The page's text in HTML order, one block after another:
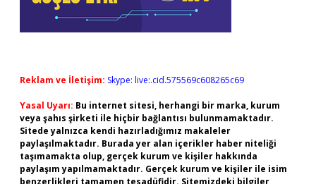
Reklam ve İletişim: Skype: live:.cid.575569c608265c69
Yasal Uyarı: Bu internet sitesi, herhangi bir marka, kurum
veya şahıs şirketi ile hiçbir bağlantısı bulunmamaktadır.
Sitede yalnızca kendi hazırladığımız makaleler
paylaşılmaktadır. Burada yer alan içerikler haber niteliği
taşımamakta olup, gerçek kurum ve kişiler hakkında
paylaşım yapılmamaktadır. Gerçek kurum ve kişiler ile isim
benzerlikleri tamamen tesadüfidir. Sitemizdeki bilgiler